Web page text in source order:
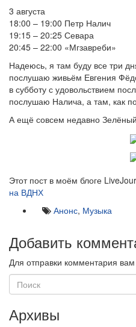
3 августа
18:00 – 19:00 Петр Налич
19:15 – 20:25 Севара
20:45 – 22:00 «Мгзавреби»
Надеюсь, я там буду все три
послушаю живьём Евгения
в субботу с удовольствием
послушаю Налича, а там, как
А ещё совсем недавно
Этот пост в моём блоге
на ВДНХ
Анонс, Музыка
Добавить
Для отправки комментария
Архивы